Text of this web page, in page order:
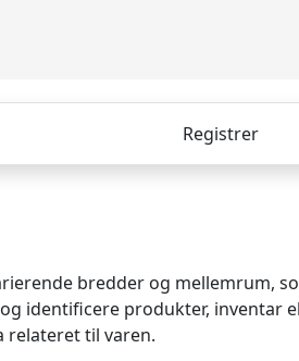
Registrer
bredder og mellemrum,
identificere produkter, inventar
relateret til varen.